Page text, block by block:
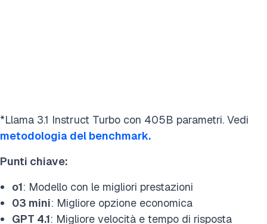
*Llama 3.1 Instruct Turbo con 405B parametri. Vedi
metodologia del benchmark.
Punti chiave:
o1: Modello con le migliori prestazioni
03 mini: Migliore opzione economica
GPT 4.1: Migliore velocità e tempo di risposta